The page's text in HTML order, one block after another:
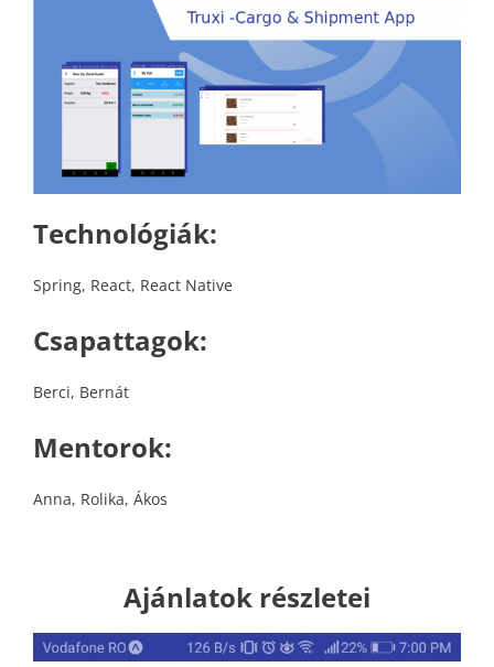
Technológiák:
Spring, React, React Native
Csapattagok:
Berci, Bernát
Mentorok:
Anna, Rolika, Ákos
Ajánlatok részletei